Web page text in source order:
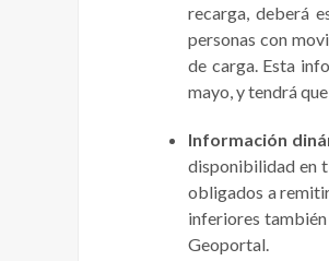
recarga, deberá
personas con
de carga. Esta
mayo, y tendrá
Información
disponibilidad en
obligados a
inferiores
Geoportal.